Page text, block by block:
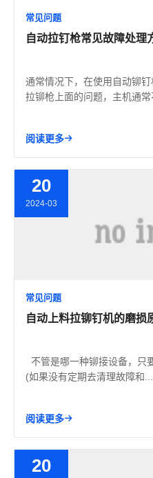
常见问题
自动拉钉枪常见故障处理
通常情况下，在使用自动铆
拉铆枪上面的问题，主机通常
阅读更多
20
2024-03
常见问题
自动上料拉铆钉机的磨损
不管是哪一种铆接设备，只
(如果没有定期去清理故障和...
阅读更多
20